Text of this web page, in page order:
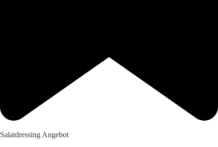
Salatdressing Angebot